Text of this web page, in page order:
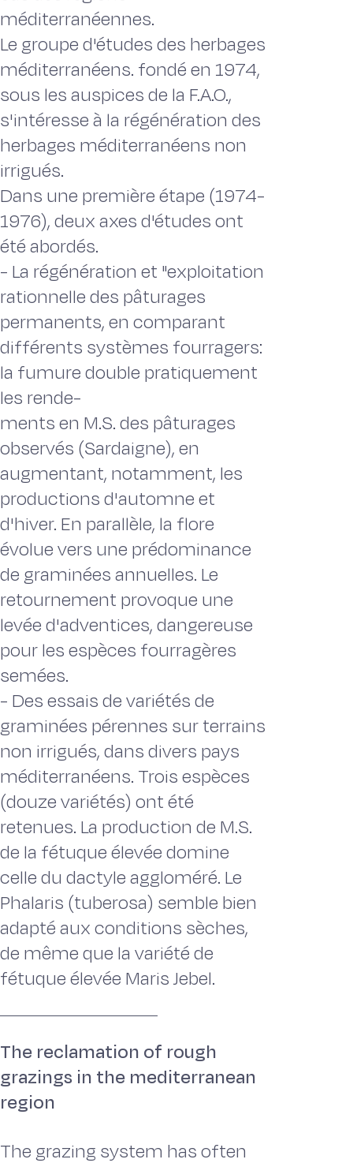
méditerranéennes.
Le groupe d'études des herbages
méditerranéens. fondé en 1974,
sous les auspices de la F.A.O.,
s'intéresse à la régénération des
herbages méditerranéens non
irrigués.
Dans une première étape (1974-
1976), deux axes d'études ont
été abordés.
- La régénération et "exploitation
rationnelle des pâturages
permanents, en comparant
différents systèmes fourragers:
la fumure double pratiquement
les rende-
ments en M.S. des pâturages
observés (Sardaigne), en
augmentant, notamment, les
productions d'automne et
d'hiver. En parallèle, la flore
évolue vers une prédominance
de graminées annuelles. Le
retournement provoque une
levée d'adventices, dangereuse
pour les espèces fourragères
semées.
- Des essais de variétés de
graminées pérennes sur terrains
non irrigués, dans divers pays
méditerranéens. Trois espèces
(douze variétés) ont été
retenues. La production de M.S.
de la fétuque élevée domine
celle du dactyle aggloméré. Le
Phalaris (tuberosa) semble bien
adapté aux conditions sèches,
de même que la variété de
fétuque élevée Maris Jebel.
The reclamation of rough
grazings in the mediterranean
region
The grazing system has often